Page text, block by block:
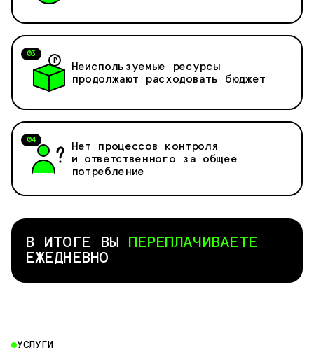
₽
03
Неиспользуемые ресурсы
продолжают расходовать бюджет
04
Нет процессов контроля
и ответственного за общее
потребление
В ИТОГЕ ВЫ
ПЕРЕПЛАЧИВАЕТЕ
ЕЖЕДНЕВНО
УСЛУГИ